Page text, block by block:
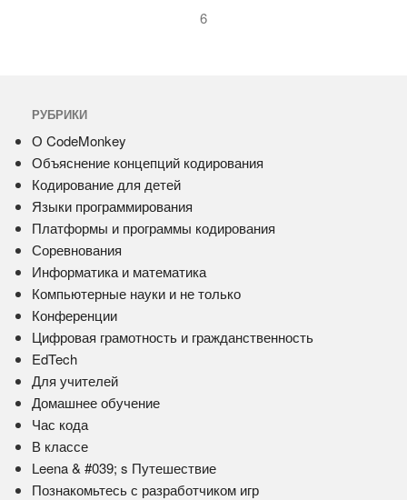
6
РУБРИКИ
О CodeMonkey
Объяснение концепций кодирования
Кодирование для детей
Языки программирования
Платформы и программы кодирования
Соревнования
Информатика и математика
Компьютерные науки и не только
Конференции
Цифровая грамотность и гражданственность
EdTech
Для учителей
Домашнее обучение
Час кода
В классе
Leena & #039; s Путешествие
Познакомьтесь с разработчиком игр